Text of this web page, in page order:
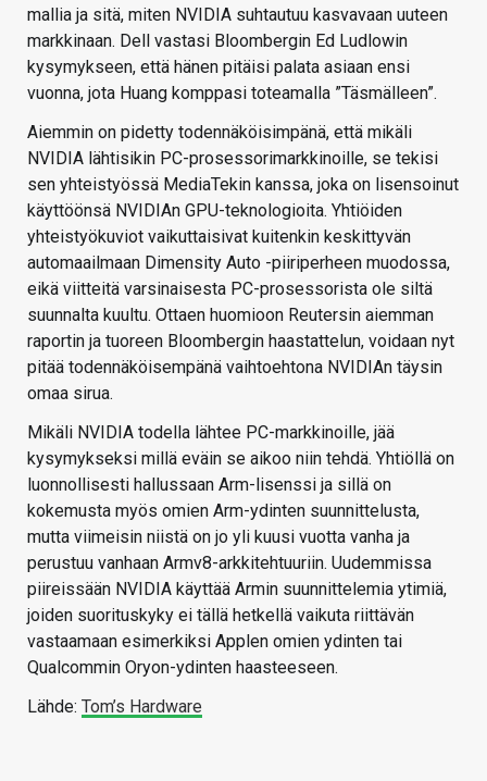
mallia ja sitä, miten NVIDIA suhtautuu kasvavaan uuteen
markkinaan. Dell vastasi Bloombergin Ed Ludlowin
kysymykseen, että hänen pitäisi palata asiaan ensi
vuonna, jota Huang komppasi toteamalla ”Täsmälleen”.
Aiemmin on pidetty todennäköisimpänä, että mikäli
NVIDIA lähtisikin PC-prosessorimarkkinoille, se tekisi
sen yhteistyössä MediaTekin kanssa, joka on lisensoinut
käyttöönsä NVIDIAn GPU-teknologioita. Yhtiöiden
yhteistyökuviot vaikuttaisivat kuitenkin keskittyvän
automaailmaan Dimensity Auto -piiriperheen muodossa,
eikä viitteitä varsinaisesta PC-prosessorista ole siltä
suunnalta kuultu. Ottaen huomioon Reutersin aiemman
raportin ja tuoreen Bloombergin haastattelun, voidaan nyt
pitää todennäköisempänä vaihtoehtona NVIDIAn täysin
omaa sirua.
Mikäli NVIDIA todella lähtee PC-markkinoille, jää
kysymykseksi millä eväin se aikoo niin tehdä. Yhtiöllä on
luonnollisesti hallussaan Arm-lisenssi ja sillä on
kokemusta myös omien Arm-ydinten suunnittelusta,
mutta viimeisin niistä on jo yli kuusi vuotta vanha ja
perustuu vanhaan Armv8-arkkitehtuuriin. Uudemmissa
piireissään NVIDIA käyttää Armin suunnittelemia ytimiä,
joiden suorituskyky ei tällä hetkellä vaikuta riittävän
vastaamaan esimerkiksi Applen omien ydinten tai
Qualcommin Oryon-ydinten haasteeseen.
Lähde: Tom’s Hardware